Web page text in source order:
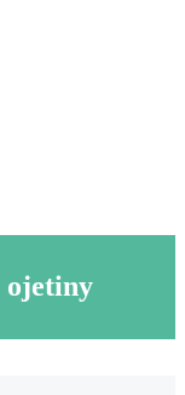
ojetiny